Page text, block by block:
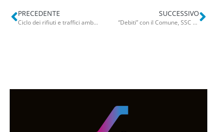
PRECEDENTE
Ciclo dei rifiuti e traffici ambientali, l’allarme del procuratore Rossi: “Puglia nuova terra dei fuochi”
SUCCESSIVO
“Debiti” con il Comune, SSC Bari precisa: “Nessuna evasione fiscale e irregolarità notizie infondate”